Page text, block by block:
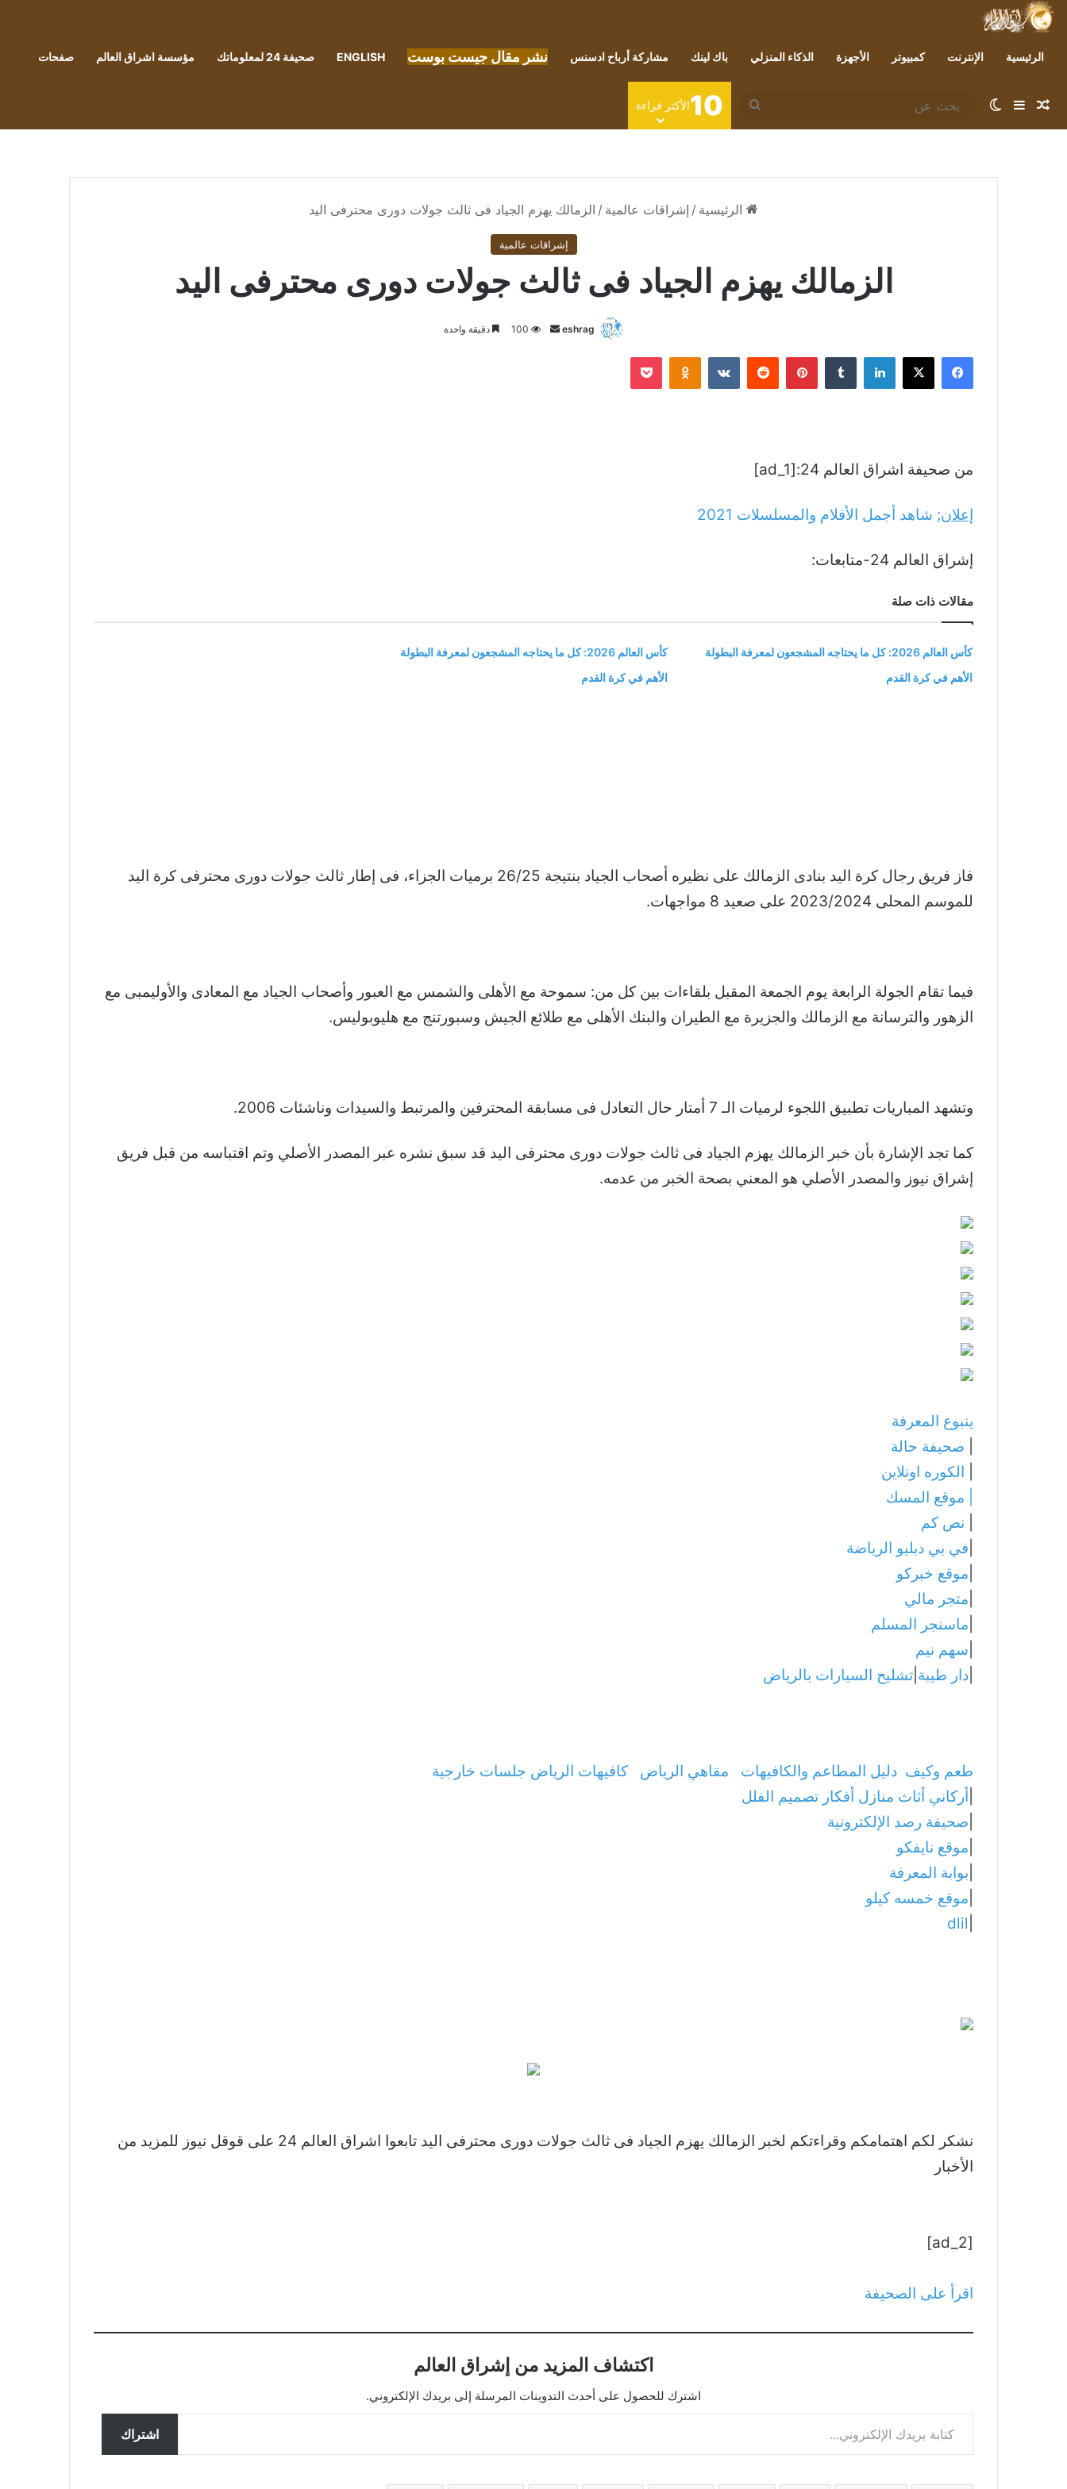
الرئيسية الإنترنت كمبيوتر الأجهزة الذكاء المنزلي باك لينك مشاركة أرباح ادسنس نشر مقال جيست بوست ENGLISH صحيفة 24 لمعلوماتك مؤسسة اشراق العالم صفحات
مقال عشوائي
إضافة عمود جانبي
الوضع المظلم
بحث
عن
10الأكثر قراءة
الرئيسية / إشراقات عالمية / الزمالك يهزم الجياد فى ثالث جولات دورى محترفى اليد
إشراقات عالمية
الزمالك يهزم الجياد فى ثالث جولات دورى محترفى اليد
eshrag
أرسل 100 دقيقة واحدة
فيسبوك
‫X لينكدإن بينتيريست Odnoklassniki
‫Pocket
من صحيفة اشراق العالم 24:[ad_1]
إعلان: شاهد أجمل الأفلام والمسلسلات 2021
إشراق العالم 24-متابعات:
مقالات ذات صلة
كأس العالم 2026: كل ما يحتاجه المشجعون لمعرفة البطولة
الأهم في كرة القدم
كأس العالم 2026: كل ما يحتاجه المشجعون لمعرفة البطولة
الأهم في كرة القدم
فاز فريق رجال كرة اليد بنادى الزمالك على نظيره أصحاب الجياد بنتيجة 26/25 برميات الجزاء، فى إطار ثالث جولات دورى محترفى كرة اليد
للموسم المحلى 2023/2024 على صعيد 8 مواجهات.
فيما تقام الجولة الرابعة يوم الجمعة المقبل بلقاءات بين كل من: سموحة مع الأهلى والشمس مع العبور وأصحاب الجياد مع المعادى والأوليمبى مع
الزهور والترسانة مع الزمالك والجزيرة مع الطيران والبنك الأهلى مع طلائع الجيش وسبورتنج مع هليوبوليس.
وتشهد المباريات تطبيق اللجوء لرميات الـ 7 أمتار حال التعادل فى مسابقة المحترفين والمرتبط والسيدات وناشئات 2006.
كما تجد الإشارة بأن خبر الزمالك يهزم الجياد فى ثالث جولات دورى محترفى اليد قد سبق نشره عبر المصدر الأصلي وتم اقتباسه من قبل فريق
إشراق نيوز والمصدر الأصلي هو المعني بصحة الخبر من عدمه.
ينبوع المعرفة
صحيفة حالة
الكوره اونلاين
موقع المسك
نص كم
في بي دبليو الرياضة
موقع خبركو
متجر مالي
ماسنجر المسلم
سهم نيم
دار طيبة تشليح السيارات بالرياض
طعم وكيف دليل المطاعم والكافيهات مقاهي الرياض
كافيهات الرياض جلسات خارجية
أركاني أثاث منازل أفكار تصميم الفلل
صحيفة رصد الإلكترونية
موقع نايفكو
بوابة المعرفة
موقع خمسه كيلو
dlil
نشكر لكم اهتمامكم وقراءتكم لخبر الزمالك يهزم الجياد فى ثالث جولات دورى محترفى اليد تابعوا اشراق العالم 24 على قوقل نيوز للمزيد من
الأخبار
[ad_2]
اقرأ على الصحيفة
اكتشاف المزيد من إشراق العالم
اشترك للحصول على أحدث التدوينات المرسلة إلى بريدك الإلكتروني.
كتابة بريدك الإلكتروني...
اشتراك